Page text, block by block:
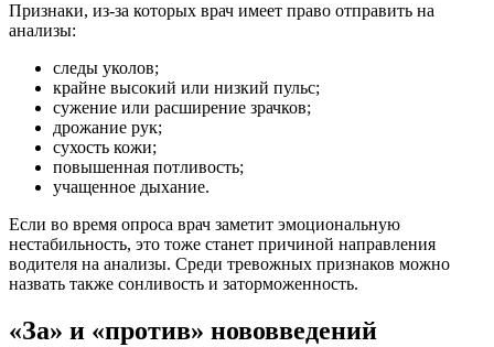
Признаки, из-за которых врач имеет право отправить на
анализы:
следы уколов;
крайне высокий или низкий пульс;
сужение или расширение зрачков;
дрожание рук;
сухость кожи;
повышенная потливость;
учащенное дыхание.
Если во время опроса врач заметит эмоциональную
нестабильность, это тоже станет причиной направления
водителя на анализы. Среди тревожных признаков можно
назвать также сонливость и заторможенность.
«За» и «против» нововведений